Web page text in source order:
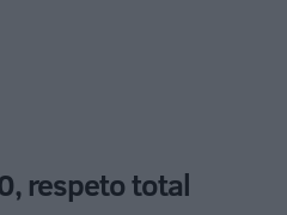
respeto total